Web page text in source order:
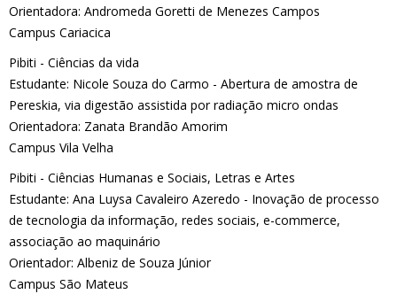
Orientadora: Andromeda Goretti de Menezes Campos
Campus Cariacica
Pibiti - Ciências da vida
Estudante: Nicole Souza do Carmo - Abertura de amostra de
Pereskia, via digestão assistida por radiação micro ondas
Orientadora: Zanata Brandão Amorim
Campus Vila Velha
Pibiti - Ciências Humanas e Sociais, Letras e Artes
Estudante: Ana Luysa Cavaleiro Azeredo - Inovação de processo
de tecnologia da informação, redes sociais, e-commerce,
associação ao maquinário
Orientador: Albeniz de Souza Júnior
Campus São Mateus